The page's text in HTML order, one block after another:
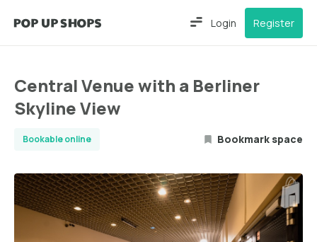
Login Register
Central Venue with a Berliner
Skyline View
Bookable online Bookmark space